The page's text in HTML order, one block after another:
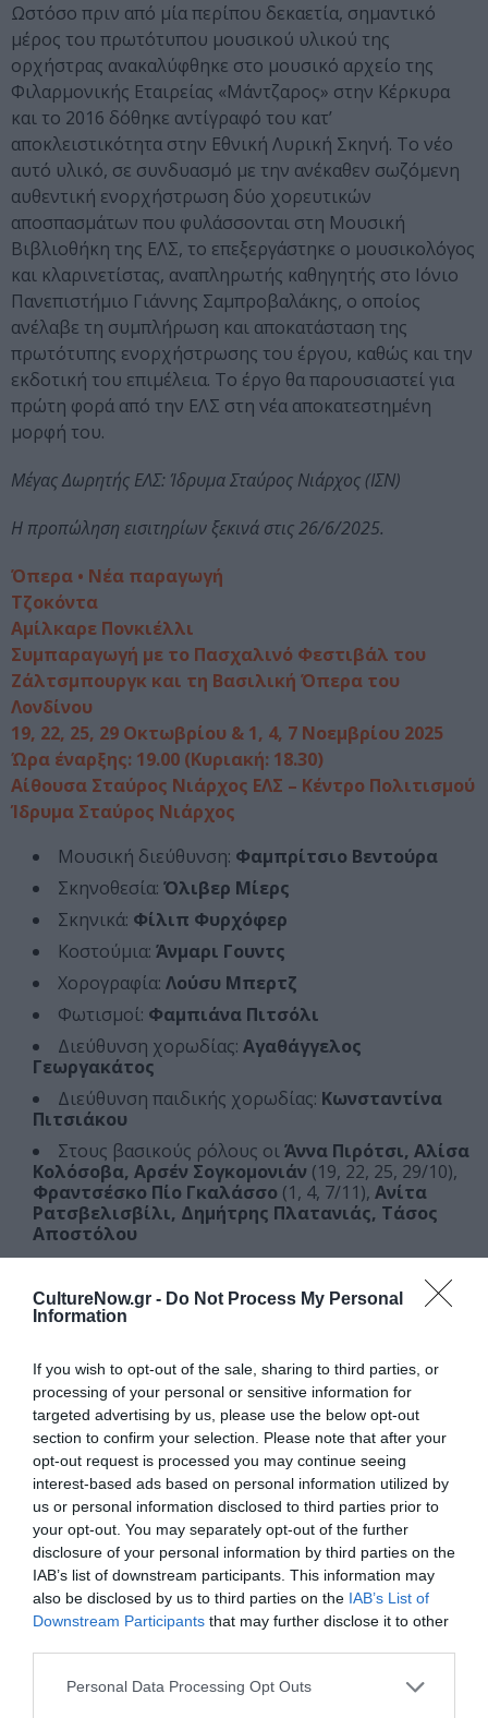
CultureNow.gr - Do Not Process My Personal
Information
If you wish to opt-out of the sale, sharing to third parties, or
processing of your personal or sensitive information for
targeted advertising by us, please use the below opt-out
section to confirm your selection. Please note that after your
opt-out request is processed you may continue seeing
interest-based ads based on personal information utilized by
us or personal information disclosed to third parties prior to
your opt-out. You may separately opt-out of the further
disclosure of your personal information by third parties on the
IAB’s list of downstream participants. This information may
also be disclosed by us to third parties on the IAB’s List of
Downstream Participants that may further disclose it to other
Personal Data Processing Opt Outs
Ωστόσο πριν από μία περίπου δεκαετία, σημαντικό
μέρος του πρωτότυπου μουσικού υλικού της
ορχήστρας ανακαλύφθηκε στο μουσικό αρχείο της
Φιλαρμονικής Εταιρείας «Μάντζαρος» στην Κέρκυρα
και το 2016 δόθηκε αντίγραφό του κατ’
αποκλειστικότητα στην Εθνική Λυρική Σκηνή. Το νέο
αυτό υλικό, σε συνδυασμό με την ανέκαθεν σωζόμενη
αυθεντική ενορχήστρωση δύο χορευτικών
αποσπασμάτων που φυλάσσονται στη Μουσική
Βιβλιοθήκη της ΕΛΣ, το επεξεργάστηκε ο μουσικολόγος
και κλαρινετίστας, αναπληρωτής καθηγητής στο Ιόνιο
Πανεπιστήμιο Γιάννης Σαμπροβαλάκης, ο οποίος
ανέλαβε τη συμπλήρωση και αποκατάσταση της
πρωτότυπης ενορχήστρωσης του έργου, καθώς και την
εκδοτική του επιμέλεια. Το έργο θα παρουσιαστεί για
πρώτη φορά από την ΕΛΣ στη νέα αποκατεστημένη
μορφή του.
Μέγας Δωρητής ΕΛΣ: Ίδρυμα Σταύρος Νιάρχος (ΙΣΝ)
Η προπώληση εισιτηρίων ξεκινά στις 26/6/2025.
Όπερα • Νέα παραγωγή
Τζοκόντα
Αμίλκαρε Πονκιέλλι
Συμπαραγωγή με το Πασχαλινό Φεστιβάλ του
Ζάλτσμπουργκ και τη Βασιλική Όπερα του
Λονδίνου
19, 22, 25, 29 Οκτωβρίου & 1, 4, 7 Νοεμβρίου 2025
Ώρα έναρξης: 19.00 (Κυριακή: 18.30)
Αίθουσα Σταύρος Νιάρχος ΕΛΣ – Κέντρο Πολιτισμού
Ίδρυμα Σταύρος Νιάρχος
Μουσική διεύθυνση: Φαμπρίτσιο Βεντούρα
Σκηνοθεσία: Όλιβερ Μίερς
Σκηνικά: Φίλιπ Φυρχόφερ
Κοστούμια: Άνμαρι Γουντς
Χορογραφία: Λούσυ Μπερτζ
Φωτισμοί: Φαμπιάνα Πιτσόλι
Διεύθυνση χορωδίας: Αγαθάγγελος
Γεωργακάτος
Διεύθυνση παιδικής χορωδίας: Κωνσταντίνα
Πιτσιάκου
Στους βασικούς ρόλους οιΆννα Πιρότσι, Αλίσα
Κολόσοβα, Αρσέν Σογκομονιάν (19, 22, 25, 29/10),
Φραντσέσκο Πίο Γκαλάσσο (1, 4, 7/11), Ανίτα
Ρατσβελισβίλι, Δημήτρης Πλατανιάς, Τάσος
Αποστόλου
ΜεΜονωδούς, τηνΟρχήστρα, τηΧορωδίακαι
την Παιδική Χορωδία της ΕΛΣ
στο πλαίσιο της
εκπαιδευτικής της αποστολής.
2025/26 με τη δημοφιλέστατη Τζοκόντα του Πονκιέλλι,
σε μια νέα μεγάλη διεθνή συμπαραγωγή με δύο από
τους σπουδαιότερους οργανισμούς της όπερας
παγκοσμίως: το Πασχαλινό Φεστιβάλ του
Ζάλτσμπουργκ και τη Βασιλική Όπερα του Λονδίνου.
Διευθύνει ο Φαμπρίτσιο Βεντούρα και σκηνοθετεί ο
Καλλιτεχνικός Διευθυντής του Κόβεντ Γκάρντεν
Όλιβερ Μίερς. Η παραγωγή υλοποιείται με τη στήριξη
της δωρεάς του Ιδρύματος Σταύρος Νιάρχος (ΙΣΝ) για
την ενίσχυση της καλλιτεχνικής εξωστρέφειας της
Η Τζοκόντα θεωρείται μια από τις κορυφαίες